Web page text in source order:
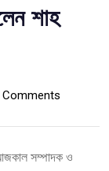
শাহ
Comments
সম্পাদক ও